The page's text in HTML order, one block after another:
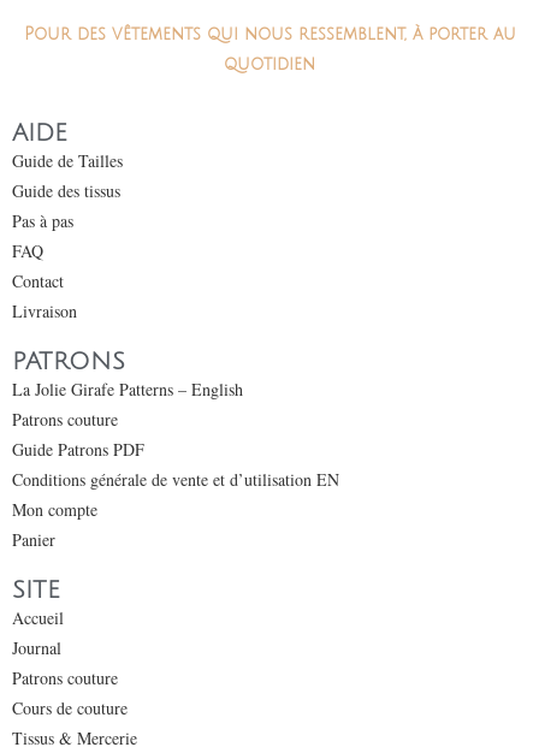
Pour des vêtements qui nous ressemblent, à porter au
quotidien
AIDE
Guide de Tailles
Guide des tissus
Pas à pas
FAQ
Contact
Livraison
PATRONS
La Jolie Girafe Patterns – English
Patrons couture
Guide Patrons PDF
Conditions générale de vente et d’utilisation EN
Mon compte
Panier
SITE
Accueil
Journal
Patrons couture
Cours de couture
Tissus & Mercerie